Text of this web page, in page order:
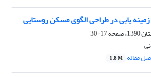
یابی در طراحی الگوی مسکن روستایی
17-30
مقاله 1.8 M